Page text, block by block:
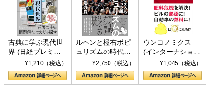
古典に学ぶ現代世
界 (日経プレミア
シリーズ)¥1,210（税込）
ルペンと極右ポピ
ュリズムの時代：
〈ヤヌス〉の二つ
の顔
¥2,750（税込）
ウンコノミクス
(インターナショナ
ル新書)¥1,045（税込）